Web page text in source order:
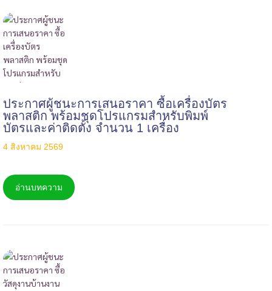
ประกาศผู้ชนะการเสนอราคา ซื้อเครื่องบัตร
พลาสติก พร้อมชุดโปรแกรมสำหรับพิมพ์
บัตรและค่าติดตั้ง จำนวน 1 เครื่อง
4 สิงหาคม 2569
อ่านบทความ